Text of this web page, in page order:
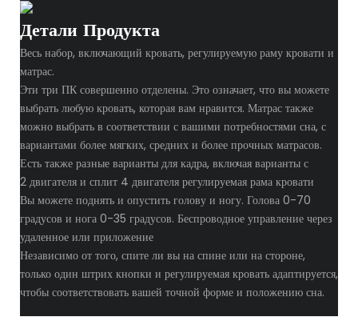
Детали Продукта
Весь набор, включающий кровать, регулируемую раму кровати и
матрас.
Эти три ПК совершенно отделены. Это означает, что вы можете
выбрать любую кровать, которая вам нравится. Матрас также
можно выбрать в соответствии с вашими потребностями сна, с
вариантами более мягких, средних и более прочных матрасов.
Есть также разные варианты для кадра, включая варианты с
2 двигателя и сплит 4 двигателя регулируемая рама кровати
Вы можете поднять и опустить голову и ногу. Голова 0-70
градусов и нога 0-35 градусов. Беспроводное управление через
удаленное или приложение
Независимо от того, спите ли вы на спине или на стороне,
только один штрих кнопки и регулируемая кровать адаптируется,
чтобы соответствовать вашей точной форме и положению сна.